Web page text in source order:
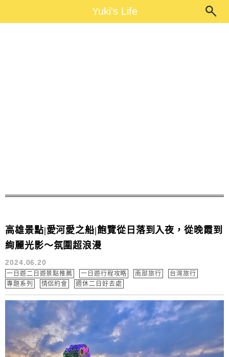
Yuki's LifeYuki's Life
高雄景點|愛河愛之船|飽覽從日落到入夜，從晚霞到
絢麗光影～氛圍超浪漫
2024.06.20
一日遊二日遊景點推薦 一日遊行程攻略 南部旅行
台灣旅行
專題系列
情侶約會 週休二日好去處